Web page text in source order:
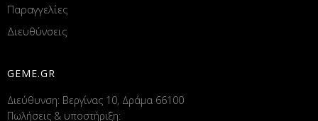
Παραγγελίες
Διευθύνσεις
GEME.GR
Διεύθυνση: Βεργίνας 10, Δράμα 66100
Πωλήσεις & υποστήριξη: